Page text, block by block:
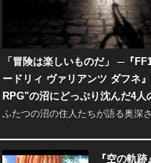
「冒険は楽しいものだ」 ─『
ードリィ ヴァリアンツ ダフネ
RPG"の沼にどっぷり沈んだ4人
ふたつの沼の住人たちが語る奥深さ
『空の軌